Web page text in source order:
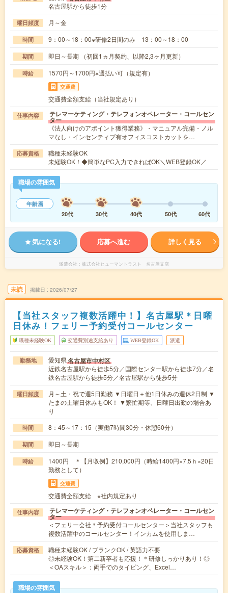
名古屋駅から徒歩1分
曜日頻度 月～金
時間 9：00～18：00※研修2日間のみ 13：00～18：00
期間 即日～長期 （初回1ヵ月契約、以降2,3ヶ月更新）
時給 1570円～1700円※週払い可（規定有）
交通費
交通費全額支給（当社規定あり）
仕事内容 テレマーケティング・テレフォンオペレーター・コールセン
ター
《法人向けのアポイント獲得業務》・マニュアル完備・ノル
マなし・インセンティブ有オフィスコストカットを…
応募資格
職種未経験OK
未経験OK！◆簡単なPC入力できればOK＼WEB登録OK／
職場の雰囲気
年齢層
20代
30代 40代 50代 60代
気になる! 応募へ進む 詳しく見る
派遣会社 株式会社ヒューマントラスト 名古屋支店
未読 掲載日 2026/07/27
【当社スタッフ複数活躍中！】名古屋駅＊日曜
日休み！フェリー予約受付コールセンター
職種未経験OK 交通費別途支給あり WEB登録OK 派遣
勤務地 愛知県名古屋市中村区
近鉄名古屋駅から徒歩5分／国際センター駅から徒歩7分／名
鉄名古屋駅から徒歩5分／名古屋駅から徒歩5分
曜日頻度
月～土・祝で週5日勤務 ▼日曜日＋他1日休みの週休2日制 ▼
たまの土曜日休みもOK！ ▼繁忙期等、日曜日出勤の場合あ
り
時間 8：45～17：15（実働7時間30分・休憩60分）
期間 即日～長期
時給
1400円 ＊【月収例】210,000円（時給1400円×7.5ｈ×20日
勤務として）
交通費
交通費全額支給 ※社内規定あり
仕事内容 テレマーケティング・テレフォンオペレーター・コールセン
ター
＜フェリー会社＊予約受付コールセンター＞当社スタッフも
複数活躍中のコールセンター！インカムを使用しま…
応募資格
職種未経験OK / ブランクOK / 英語力不要
◎未経験OK！第二新卒者も応援！＊研修しっかりあり！◎
＜OAスキル＞：両手でのタイピング、Excel…
職場の雰囲気